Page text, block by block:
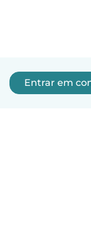
Entrar em